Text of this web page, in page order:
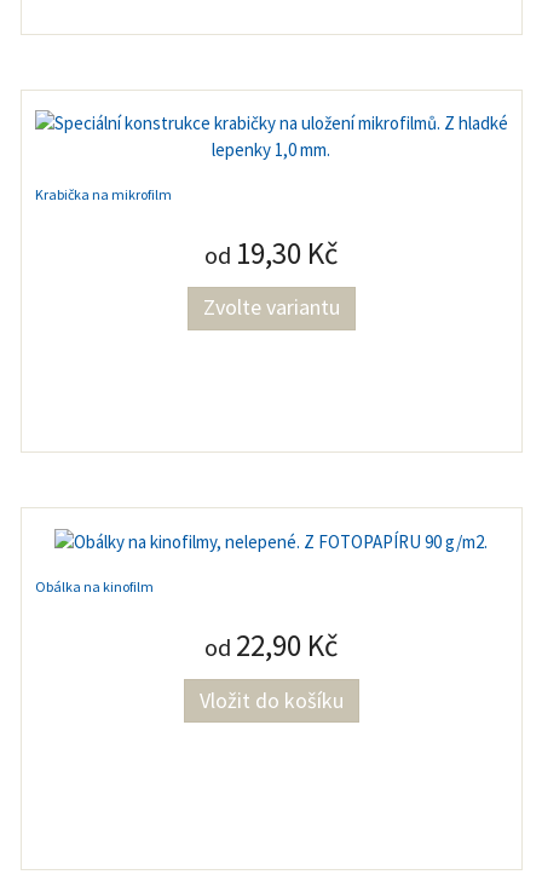
Krabička na mikrofilm
od 19,30 Kč
Zvolte variantu
Obálka na kinofilm
od 22,90 Kč